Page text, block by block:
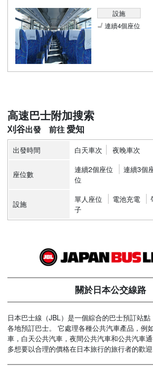
設施
連續4個座位
高速巴士附加搜索
刈谷 愛知
出發時間 白天車次 夜晚車次
座位數 連續2個座位 連續3個
位
設施 單人座位 電池充電
子
關於日本公交線路
日本巴士線（JBL）是一個綜合的巴士預訂站
各地預訂巴士。 它處理各種公共汽車產品，例
車，白天公共汽車，夜間公共汽車和公共汽車
多想要以合理的價格在日本旅行的旅行者的歡迎